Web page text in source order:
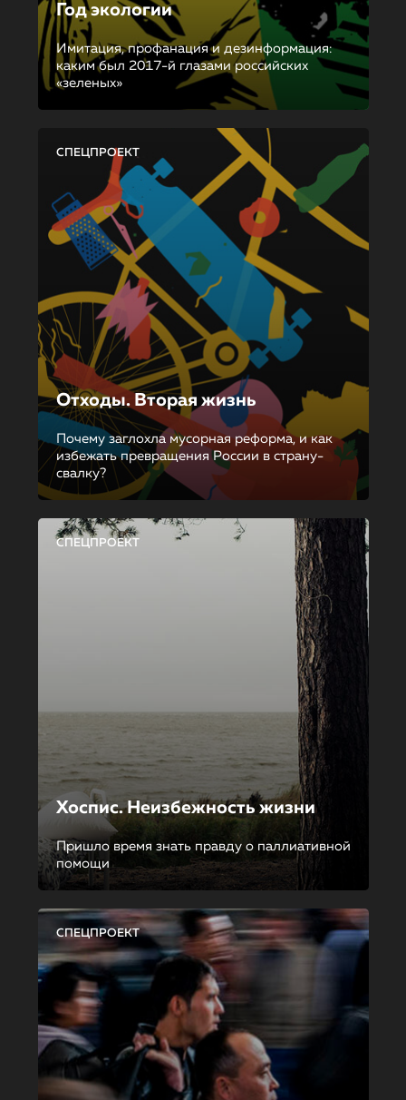
Год экологии
Имитация, профанация и дезинформация:
каким был 2017-й глазами российских
«зеленых»
СПЕЦПРОЕКТ
Отходы. Вторая жизнь
Почему заглохла мусорная реформа, и как
избежать превращения России в страну-
свалку?
СПЕЦПРОЕКТ
Хоспис. Неизбежность жизни
Пришло время знать правду о паллиативной
помощи
СПЕЦПРОЕКТ